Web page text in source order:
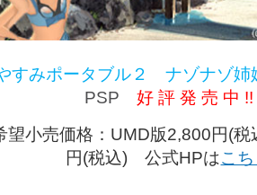
すみポータブル２ ナゾナゾ姉
PSP 好 評 発 売 中 !!
望小売価格：UMD版2,800円(
円(税込)公式HPはこ